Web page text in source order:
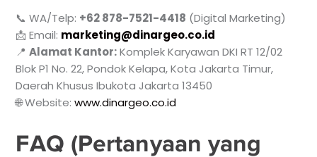
📞 WA/Telp: +62 878-7521-4418 (Digital Marketing)
📩 Email: marketing@dinargeo.co.id
📍Alamat Kantor:Komplek Karyawan DKI RT 12/02
Blok P1 No. 22, Pondok Kelapa, Kota Jakarta Timur,
Daerah Khusus Ibukota Jakarta 13450
🌐 Website:www.dinargeo.co.id
FAQ (Pertanyaan yang